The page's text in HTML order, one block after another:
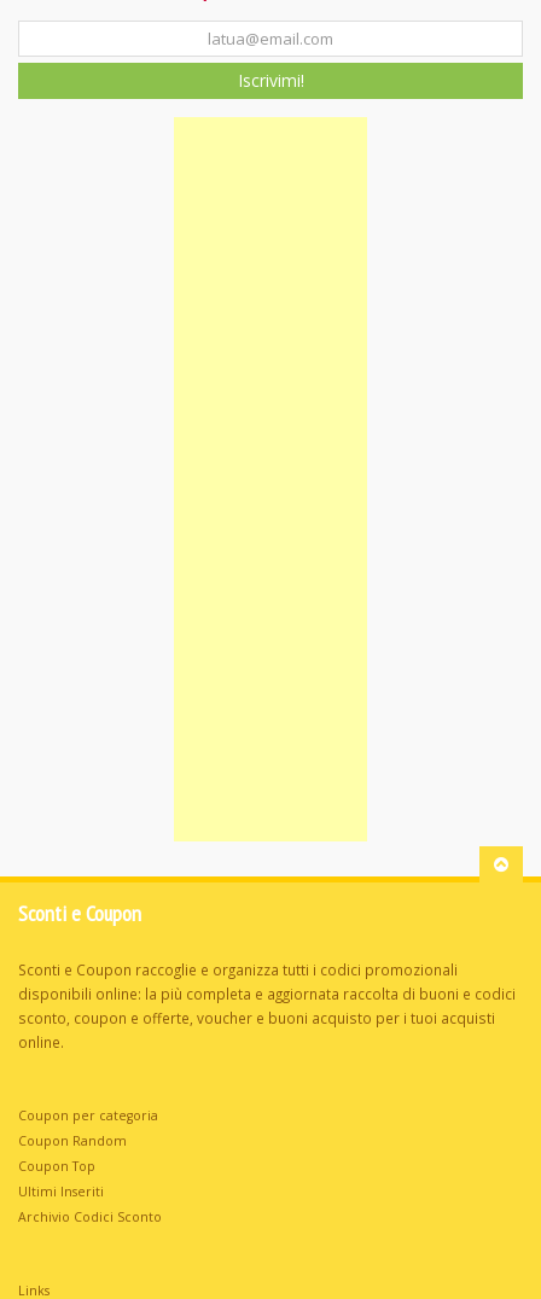
Iscrivimi!
Sconti e Coupon
Sconti e Coupon raccoglie e organizza tutti i codici promozionali
disponibili online: la più completa e aggiornata raccolta di buoni e codici
sconto, coupon e offerte, voucher e buoni acquisto per i tuoi acquisti
online.
Coupon per categoria
Coupon Random
Coupon Top
Ultimi Inseriti
Archivio Codici Sconto
Links